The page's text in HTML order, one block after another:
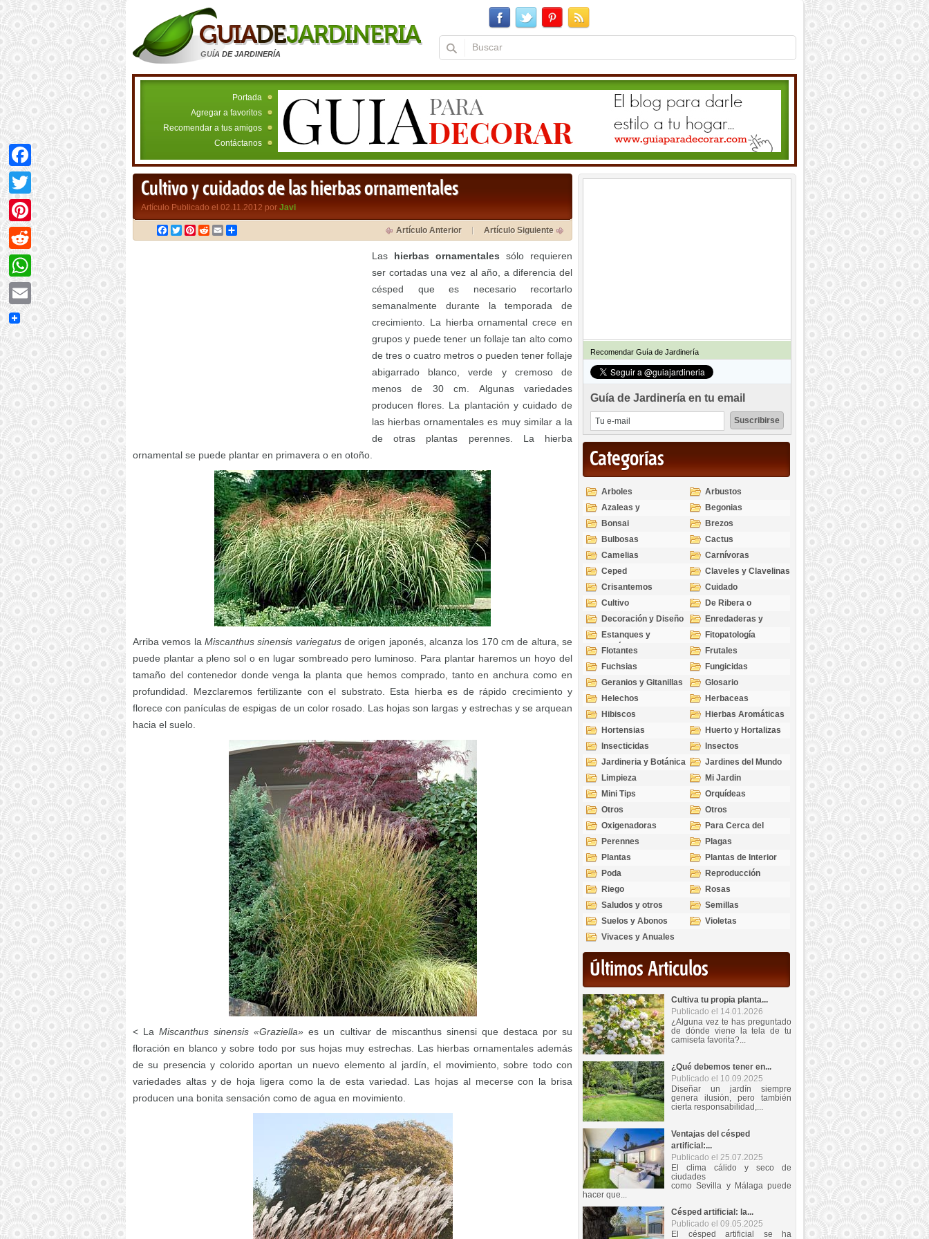
GUÍA DE JARDINERÍA
Portada
Agregar a favoritos
Recomendar a tus amigos
Contáctanos
Cultivo y cuidados de las hierbas ornamentales
Artículo Publicado el 02.11.2012 por Javi
Facebook
TwitterPinterest
RedditEmail Artículo Anterior Artículo Siguiente
Las hierbas ornamentales sólo requieren
ser cortadas una vez al año, a diferencia del
césped que es necesario recortarlo
semanalmente durante la temporada de
crecimiento. La hierba ornamental crece en
grupos y puede tener un follaje tan alto como
de tres o cuatro metros o pueden tener follaje
abigarrado blanco, verde y cremoso de
menos de 30 cm. Algunas variedades
producen flores. La plantación y cuidado de
las hierbas ornamentales es muy similar a la
de otras plantas perennes. La hierba
ornamental se puede plantar en primavera o en otoño.
Arriba vemos la Miscanthus sinensis variegatusde origen japonés, alcanza los 170 cm de altura, se
puede plantar a pleno sol o en lugar sombreado pero luminoso. Para plantar haremos un hoyo del
tamaño del contenedor donde venga la planta que hemos comprado, tanto en anchura como en
profundidad. Mezclaremos fertilizante con el substrato. Esta hierba es de rápido crecimiento y
florece con panículas de espigas de un color rosado. Las hojas son largas y estrechas y se arquean
hacia el suelo.
< LaMiscanthus sinensis «Graziella» es un cultivar de miscanthus sinensi que destaca por su
floración en blanco y sobre todo por sus hojas muy estrechas. Las hierbas ornamentales además
de su presencia y colorido aportan un nuevo elemento al jardín, el movimiento, sobre todo con
variedades altas y de hoja ligera como la de esta variedad. Las hojas al mecerse con la brisa
producen una bonita sensación como de agua en movimiento.
Recomendar Guía de Jardinería
Guía de Jardinería en tu email
Categorías
Arboles
Arbustos
Azaleas y
Rododendros
Begonias
Bonsai
Brezos
Bulbosas
Cactus
Camelias
Carnívoras
Ceped
Claveles y Clavelinas
Crisantemos
Cuidado
Cultivo
De Ribera o
Palustres
Decoración y Diseño
Enredaderas y
cubresuelos
Estanques y
Acuáticas
Fitopatología
Flotantes
Frutales
Fuchsias
Fungicidas
Geranios y Gitanillas
Glosario
Helechos
Herbaceas
Hibiscos
Hierbas Aromáticas
Hortensias
Huerto y Hortalizas
Insecticidas
Insectos
Jardineria y Botánica
Jardines del Mundo
Limpieza
Mi Jardin
Mini Tips
Orquídeas
Otros
Otros
Oxigenadoras
Para Cerca del
Estanque
Perennes
Plagas
Plantas
Plantas de Interior
Poda
Reproducción
Riego
Rosas
Saludos y otros
temas
Semillas
Suelos y Abonos
Violetas
Vivaces y Anuales
Últimos Articulos
Cultiva tu propia planta...
Publicado el 14.01.2026
¿Alguna vez te has preguntado
de dónde viene la tela de tu
camiseta favorita?...
¿Qué debemos tener en...
Publicado el 10.09.2025
Diseñar un jardín siempre
genera ilusión, pero también
cierta responsabilidad,...
Ventajas del césped
artificial:...
Publicado el 25.07.2025
El clima cálido y seco de
ciudades
como Sevilla y Málaga puede
hacer que...
Césped artificial: la...
Publicado el 09.05.2025
El césped artificial se ha
Facebook
Twitter
Pinterest
Reddit
WhatsApp
Email